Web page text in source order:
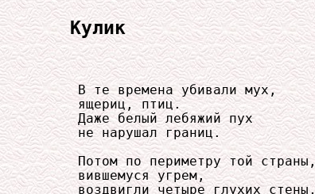
Кулик
     В те времена убивали мух,
     ящериц, птиц.
     Даже белый лебяжий пух
     не нарушал границ.
     Потом по периметру той страны,
     вившемуся угрем,
     воздвигли четыре глухих стены,